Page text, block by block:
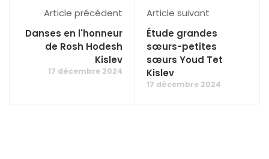
Article précédent
Danses en l'honneur
de Rosh Hodesh
Kislev
17 décembre 2024
Article suivant
Étude grandes
sœurs-petites
sœurs Youd Tet
Kislev
17 décembre 2024